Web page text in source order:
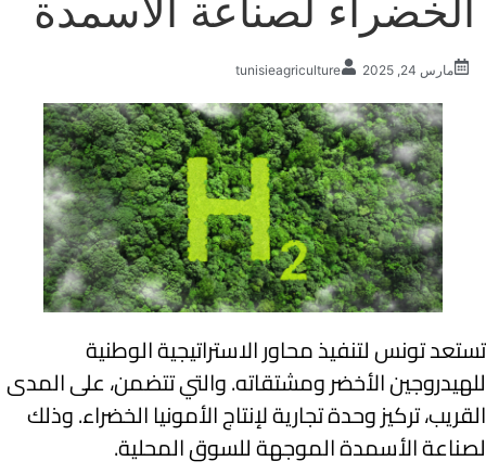
الخضراء لصناعة الأسمدة
مارس 24, 2025 tunisieagriculture
تستعد تونس لتنفيذ محاور الاستراتيجية الوطنية
للهيدروجين الأخضر ومشتقاته. والتي تتضمن، على المدى
القريب، تركيز وحدة تجارية لإنتاج الأمونيا الخضراء. وذلك
لصناعة الأسمدة الموجهة للسوق المحلية.